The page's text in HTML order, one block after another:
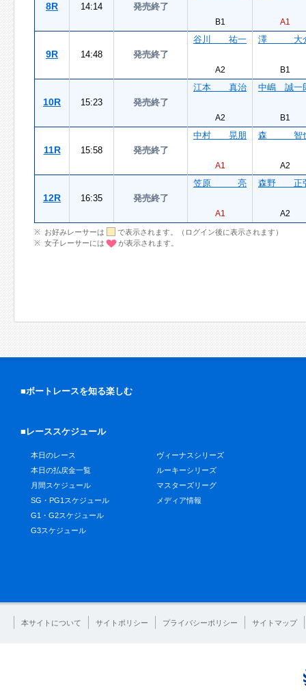
8R 14:14 発売終了
B1 A1
9R 14:48 発売終了
谷川 祐一
A2
澤 大
B1
10R 15:23 発売終了
江本 真治
A2
中嶋 誠一
B1
11R 15:58 発売終了
中村 晃朋
A1
森 智
A2
12R 16:35 発売終了
笠原 亮
A1
森野 正
A2
お好みレーサーは
で表示されます。（ログイン後に表示されます）
女子レーサーには
が表示されます。
■ボートレースを知る楽しむ
■レーススケジュール
本日のレース
本日の払戻金一覧
月間スケジュール
SG・PG1スケジュール
G1・G2スケジュール
G3スケジュール
ヴィーナスシリーズ
ルーキーシリーズ
マスターズリーグ
メディア情報
本サイトについて サイトポリシー プライバシーポリシー サイトマップ